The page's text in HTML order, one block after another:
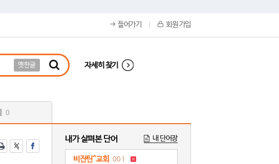
들어가기 회원 가입
옛한글 자세히 찾기
0
내가 살펴본 단어 내 단어장
비잔틴^교회 001